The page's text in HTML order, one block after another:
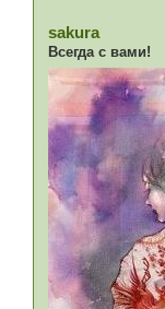
sakura
Всегда с вами!